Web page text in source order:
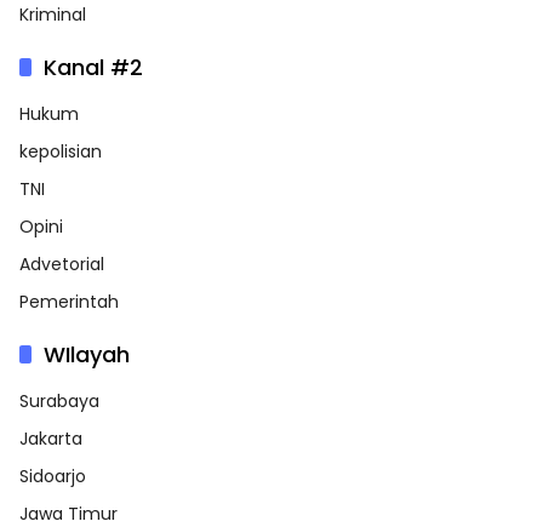
Kriminal
Kanal #2
Hukum
kepolisian
TNI
Opini
Advetorial
Pemerintah
WIlayah
Surabaya
Jakarta
Sidoarjo
Jawa Timur